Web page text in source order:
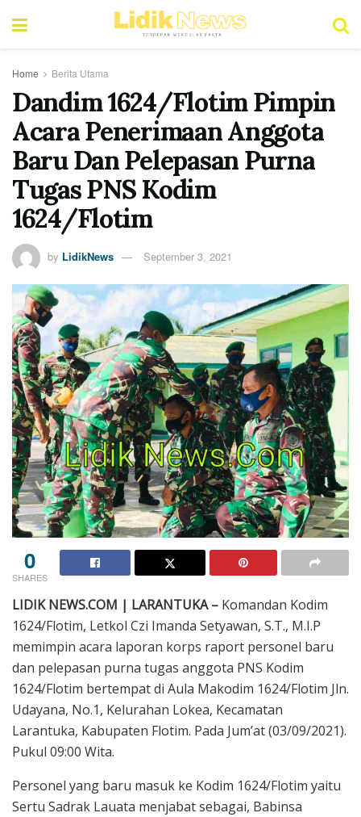
Home Berita Utama
Dandim 1624/Flotim Pimpin
Acara Penerimaan Anggota
Baru Dan Pelepasan Purna
Tugas PNS Kodim
1624/Flotim
by LidikNews September 3, 2021
0
SHARES
LIDIK NEWS.COM | LARANTUKA – Komandan Kodim
1624/Flotim, Letkol Czi Imanda Setyawan, S.T., M.I.P
memimpin acara laporan korps raport personel baru
dan pelepasan purna tugas anggota PNS Kodim
1624/Flotim bertempat di Aula Makodim 1624/Flotim Jln.
Udayana, No.1, Kelurahan Lokea, Kecamatan
Larantuka, Kabupaten Flotim. Pada Jum’at (03/09/2021).
Pukul 09:00 Wita.
Personel yang baru masuk ke Kodim 1624/Flotim yaitu
Sertu Sadrak Lauata menjabat sebagai, Babinsa